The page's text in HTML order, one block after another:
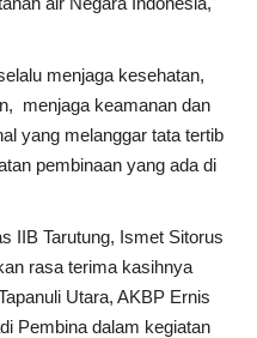
menjaga kesehatan,
menjaga keamanan dan
yang melanggar tata tertib
pembinaan yang ada di
IIB Tarutung, Ismet Sitorus
rasa terima kasihnya
Utara, AKBP Ernis
Pembina dalam kegiatan